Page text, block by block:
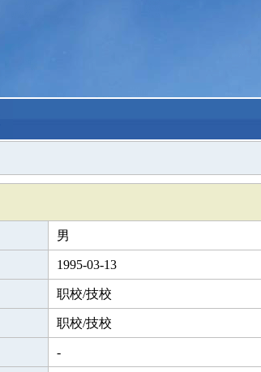
男
1995-03-13
职校/技校
职校/技校
-